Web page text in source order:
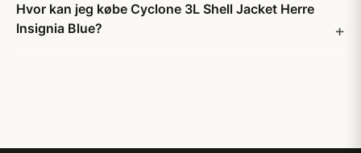
Hvor kan jeg købe Cyclone 3L Shell Jacket Herre
Insignia Blue?